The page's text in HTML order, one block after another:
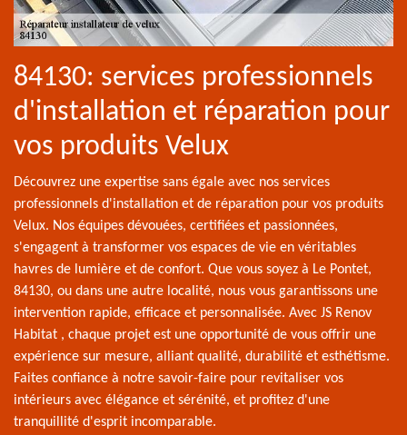
84130: services professionnels
d'installation et réparation pour
vos produits Velux
Découvrez une expertise sans égale avec nos services
professionnels d'installation et de réparation pour vos produits
Velux. Nos équipes dévouées, certifiées et passionnées,
s'engagent à transformer vos espaces de vie en véritables
havres de lumière et de confort. Que vous soyez à Le Pontet,
84130, ou dans une autre localité, nous vous garantissons une
intervention rapide, efficace et personnalisée. Avec JS Renov
Habitat , chaque projet est une opportunité de vous offrir une
expérience sur mesure, alliant qualité, durabilité et esthétisme.
Faites confiance à notre savoir-faire pour revitaliser vos
intérieurs avec élégance et sérénité, et profitez d'une
tranquillité d'esprit incomparable.